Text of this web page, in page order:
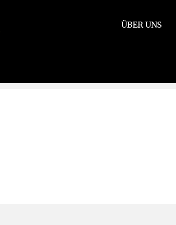
ÜBER UNS